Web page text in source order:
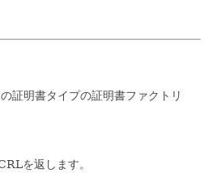
証明書タイプの証明書ファクトリ
を返します。